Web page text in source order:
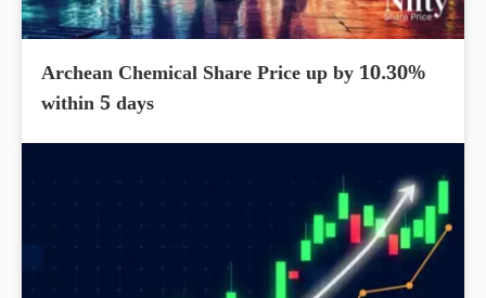
Archean Chemical Share Price up by 10.30%
within 5 days